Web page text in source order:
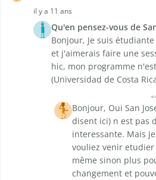
il y a 11 ans
Qu'en pensez-vous de
Bonjour, Je suis
et j'aimerais faire une
hic, mon programme
(Universidad de Costa
Bonjour, Oui San
disent ici) n est pas
interessante. Mais
vouliez venir
même sinon plus
changement et